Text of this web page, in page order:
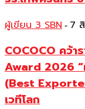
ผู้เขียน 3 SBN - 7
COCOCO คว้
Award 2026
(Best
เวทีโลก